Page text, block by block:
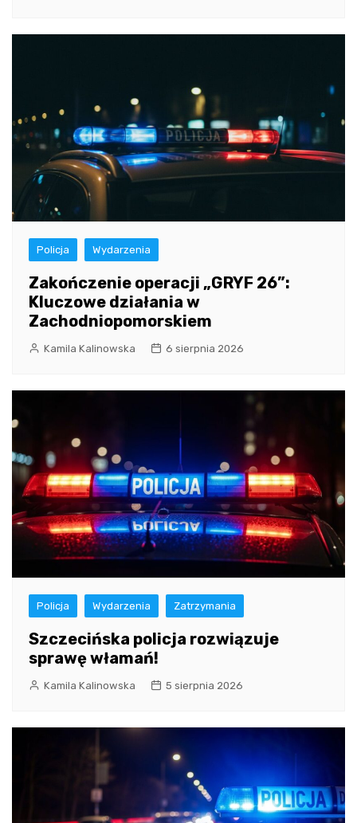
Policja Wydarzenia
Zakończenie operacji „GRYF 26”:
Kluczowe działania w
Zachodniopomorskiem
Kamila Kalinowska 6 sierpnia 2026
Policja Wydarzenia Zatrzymania
Szczecińska policja rozwiązuje
sprawę włamań!
Kamila Kalinowska 5 sierpnia 2026